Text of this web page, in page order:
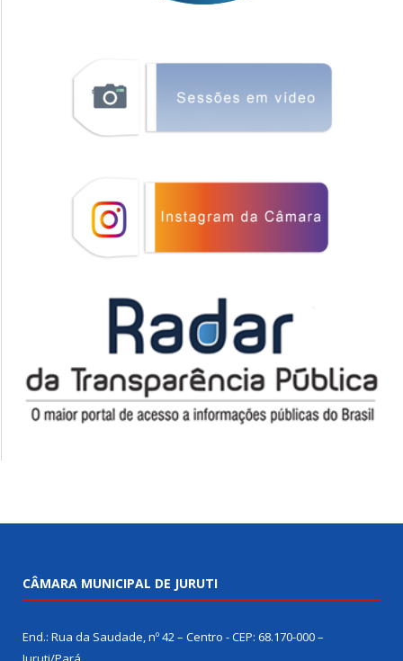
CÂMARA MUNICIPAL DE JURUTI
End.: Rua da Saudade, nº 42 – Centro - CEP: 68.170-000 –